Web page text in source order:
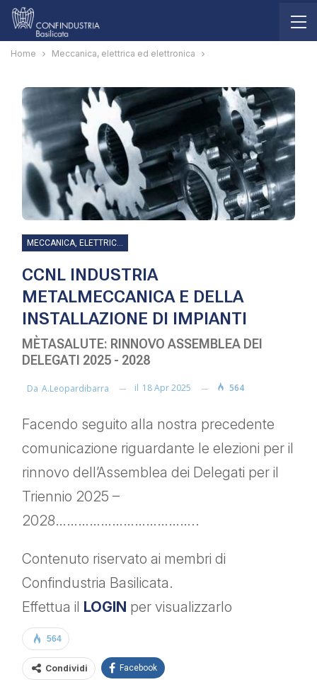
Home Meccanica, elettrica ed elettronica
MECCANICA, ELETTRICA ED ELETTRONICA
CCNL INDUSTRIA
METALMECCANICA E DELLA
INSTALLAZIONE DI IMPIANTI
MÈTASALUTE: RINNOVO ASSEMBLEA DEI
DELEGATI 2025 - 2028
Da A.leopardibarra il 18 Apr 2025 564
Facendo seguito alla nostra precedente
comunicazione riguardante le elezioni per il
rinnovo dell’Assemblea dei Delegati per il
Triennio 2025 –
2028………………………………..
Contenuto riservato ai membri di
Confindustria Basilicata.
Effettua il LOGIN per visualizzarlo
564
Condividi Facebook